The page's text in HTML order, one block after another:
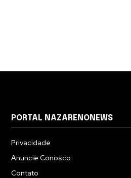
PORTAL NAZARENONEWS
Privacidade
Anuncie Conosco
Contato